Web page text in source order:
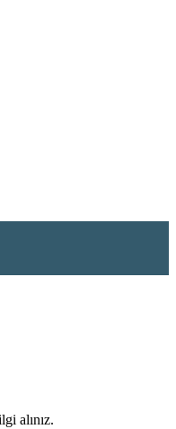
alınız.